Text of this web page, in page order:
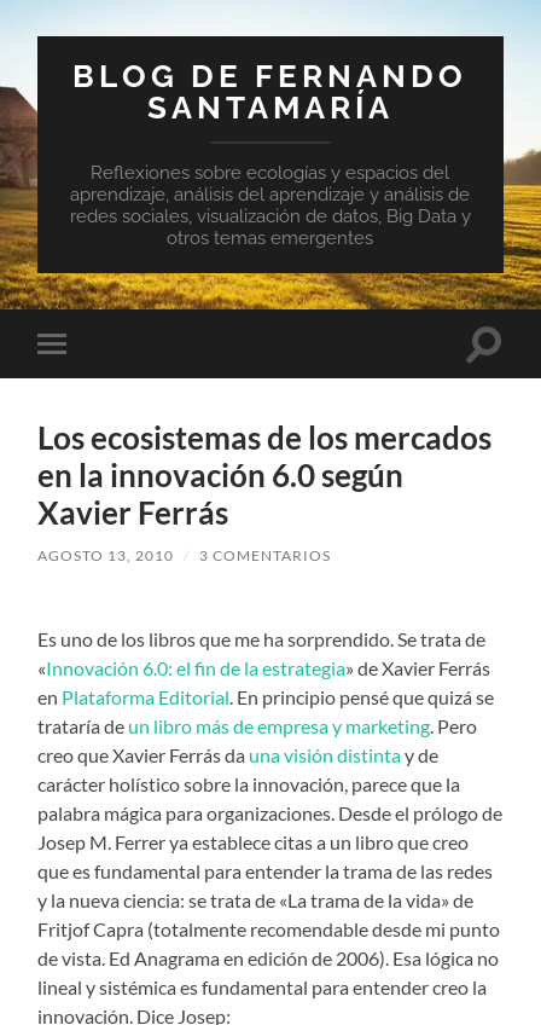
BLOG DE FERNANDO
SANTAMARÍA
Reflexiones sobre ecologías y espacios del
aprendizaje, análisis del aprendizaje y análisis de
redes sociales, visualización de datos, Big Data y
otros temas emergentes
Alternar
el
Los ecosistemas de los mercados
en la innovación 6.0 según
Xavier Ferrás
AGOSTO 13, 2010 / 3 COMENTARIOS
Es uno de los libros que me ha sorprendido. Se trata de
«Innovación 6.0: el fin de la estrategia» de Xavier Ferrás
en Plataforma Editorial . En principio pensé que quizá se
trataría de un libro más de empresa y marketing . Pero
creo que Xavier Ferrás da una visión distintay de
carácter holístico sobre la innovación, parece que la
palabra mágica para organizaciones. Desde el prólogo de
Josep M. Ferrer ya establece citas a un libro que creo
que es fundamental para entender la trama de las redes
y la nueva ciencia: se trata de «La trama de la vida» de
Fritjof Capra (totalmente recomendable desde mi punto
de vista. Ed Anagrama en edición de 2006). Esa lógica no
lineal y sistémica es fundamental para entender creo la
innovación. Dice Josep: